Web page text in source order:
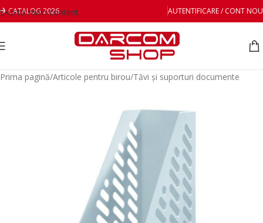
Skip to main content
CATALOG 2026 AUTENTIFICARE / CONT NOU
Prima pagină/Articole pentru birou/Tăvi și suporturi documente